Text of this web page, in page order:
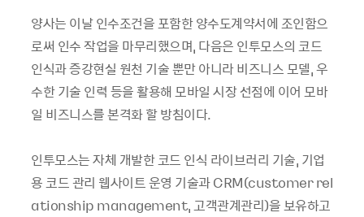
양사는 이날 인수조건을 포함한 양수도계약서에 조인함으
로써 인수 작업을 마무리했으며, 다음은 인투모스의 코드
인식과 증강현실 원천 기술 뿐만 아니라 비즈니스 모델, 우
수한 기술 인력 등을 활용해 모바일 시장 선점에 이어 모바
일 비즈니스를 본격화 할 방침이다.
인투모스는 자체 개발한 코드 인식 라이브러리 기술, 기업
용 코드 관리 웹사이트 운영 기술과 CRM(customer rel
ationship management, 고객관계관리)을 보유하고